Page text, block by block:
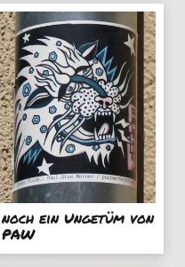
noch ein Ungetüm von
PAW